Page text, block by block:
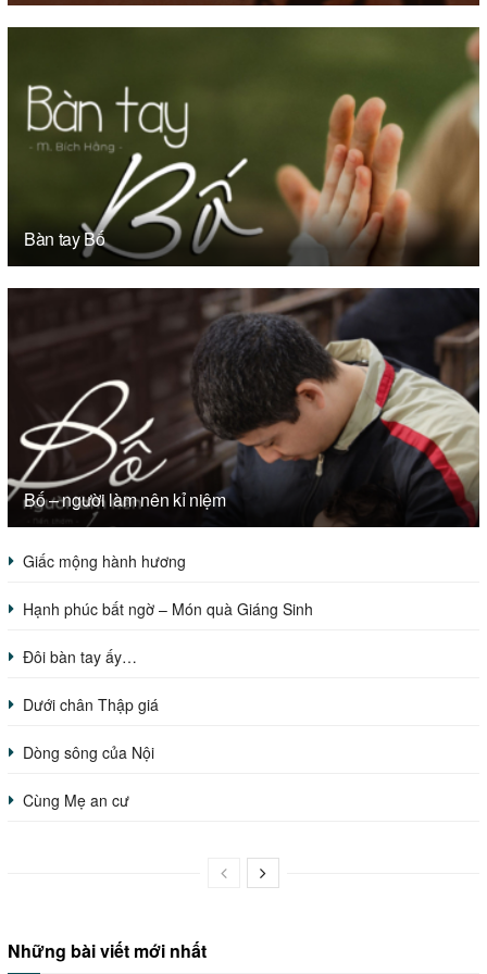
Bàn tay Bố
Bố – người làm nên kỉ niệm
Giấc mộng hành hương
Hạnh phúc bất ngờ – Món quà Giáng Sinh
Đôi bàn tay ấy…
Dưới chân Thập giá
Dòng sông của Nội
Cùng Mẹ an cư
Những bài viết mới nhất